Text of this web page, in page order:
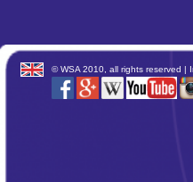
© WSA 2010, all rights reserved |